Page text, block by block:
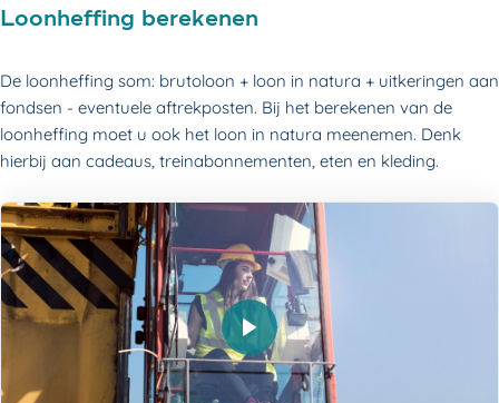
Loonheffing berekenen
De loonheffing som: brutoloon + loon in natura + uitkeringen aan
fondsen - eventuele aftrekposten. Bij het berekenen van de
loonheffing moet u ook het loon in natura meenemen. Denk
hierbij aan cadeaus, treinabonnementen, eten en kleding.
Video afspelen